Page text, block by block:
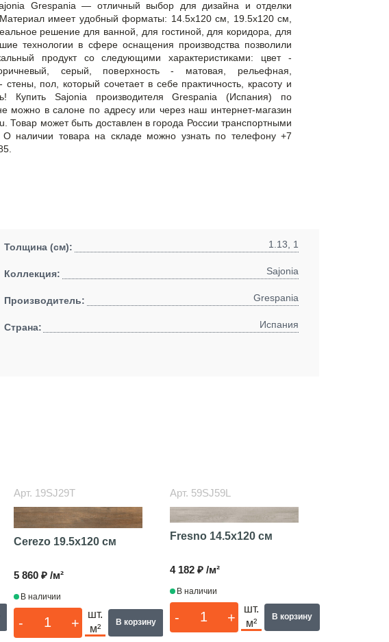
Grespania — отличный выбор для дизайна и отделки
имеет удобный форматы: 14.5x120 см, 19.5x120 см,
решение для ванной, для гостиной, для коридора, для
технологии в сфере оснащения производства позволили
продукт со следующими характеристиками: цвет -
серый, поверхность - матовая, рельефная,
пол, который сочетает в себе практичность, красоту и
Купить Sajonia производителя Grespania (Испания) по
можно в салоне по адресу или через наш интернет-магазин
Товар может быть доставлен в города России транспортными
О наличии товара на складе можно узнать по телефону +7
Толщина (см): 1.13, 1
Коллекция: Sajonia
Производитель: Grespania
Страна: Испания
Арт. 19SJ29T
Cerezo 19.5x120 см
5 860 ₽ /м²
В наличии
- +
шт.
м²
В корзину
Арт. 59SJ59L
Fresno 14.5x120 см
4 182 ₽ /м²
В наличии
- +
шт.
м²
В корзину